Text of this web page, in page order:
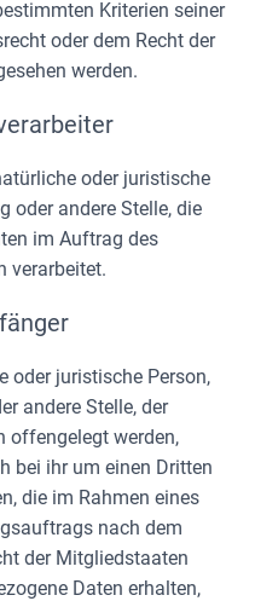
Kriterien seiner
oder dem Recht der
werden.
oder juristische
oder andere Stelle, die
im Auftrag des
verarbeitet.
oder juristische Person,
andere Stelle, der
offengelegt werden,
bei ihr um einen Dritten
die im Rahmen eines
nach dem
der Mitgliedstaaten
Daten erhalten,